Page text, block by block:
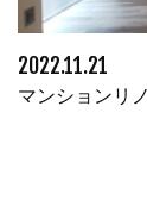
2022.11.21
マンションリ